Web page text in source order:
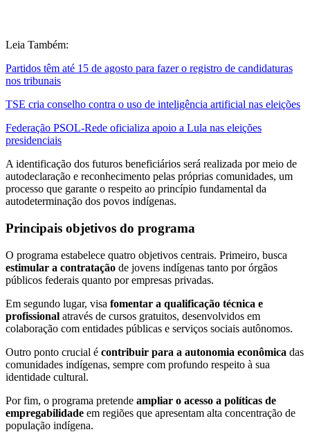
Leia Também:
Partidos têm até 15 de agosto para fazer o registro de candidaturas
nos tribunais
TSE cria conselho contra o uso de inteligência artificial nas eleições
Federação PSOL-Rede oficializa apoio a Lula nas eleições
presidenciais
A identificação dos futuros beneficiários será realizada por meio de
autodeclaração e reconhecimento pelas próprias comunidades, um
processo que garante o respeito ao princípio fundamental da
autodeterminação dos povos indígenas.
Principais objetivos do programa
O programa estabelece quatro objetivos centrais. Primeiro, busca
estimular a contratação de jovens indígenas tanto por órgãos
públicos federais quanto por empresas privadas.
Em segundo lugar, visa fomentar a qualificação técnica e
profissional através de cursos gratuitos, desenvolvidos em
colaboração com entidades públicas e serviços sociais autônomos.
Outro ponto crucial é contribuir para a autonomia econômica das
comunidades indígenas, sempre com profundo respeito à sua
identidade cultural.
Por fim, o programa pretende ampliar o acesso a políticas de
empregabilidade em regiões que apresentam alta concentração de
população indígena.